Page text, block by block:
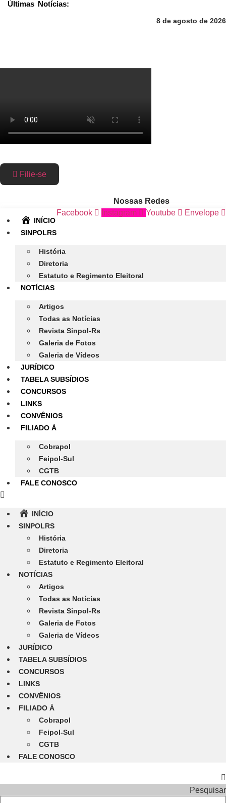
Últimas Notícias:
8 de agosto de 2026
Filie-se
Nossas Redes
Facebook
Instagram Youtube Envelope
INÍCIO
SINPOLRS
História
Diretoria
Estatuto e Regimento Eleitoral
NOTÍCIAS
Artigos
Todas as Notícias
Revista Sinpol-Rs
Galeria de Fotos
Galeria de Vídeos
JURÍDICO
TABELA SUBSÍDIOS
CONCURSOS
LINKS
CONVÊNIOS
FILIADO À
Cobrapol
Feipol-Sul
CGTB
FALE CONOSCO
INÍCIO
SINPOLRS
História
Diretoria
Estatuto e Regimento Eleitoral
NOTÍCIAS
Artigos
Todas as Notícias
Revista Sinpol-Rs
Galeria de Fotos
Galeria de Vídeos
JURÍDICO
TABELA SUBSÍDIOS
CONCURSOS
LINKS
CONVÊNIOS
FILIADO À
Cobrapol
Feipol-Sul
CGTB
FALE CONOSCO
Pesquisar